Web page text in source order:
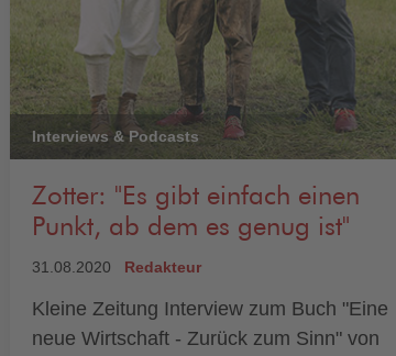
Interviews & Podcasts
Zotter: "Es gibt einfach einen
Punkt, ab dem es genug ist"
31.08.2020 Redakteur
Kleine Zeitung Interview zum Buch "Eine
neue Wirtschaft - Zurück zum Sinn" von